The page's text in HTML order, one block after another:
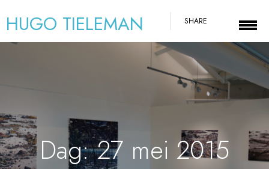
HUGO TIELEMAN SHARE
Dag:27 mei 2015